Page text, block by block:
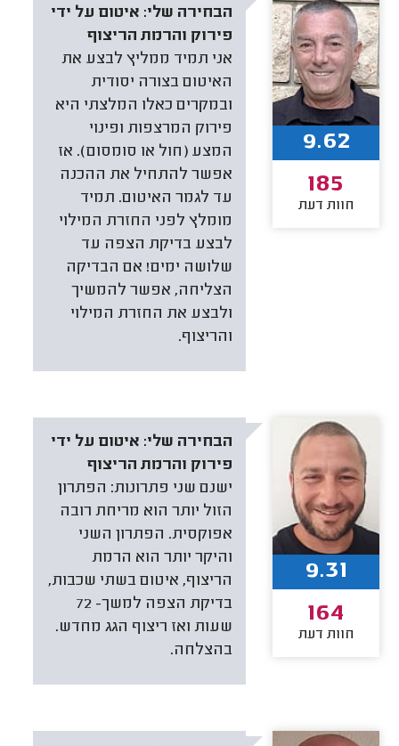
הבחירה שלי: איטום על ידי
פירוק והרמת הריצוף
אני תמיד ממליץ לבצע את
האיטום בצורה יסודית
ובמקרים כאלו המלצתי היא
פירוק המרצפות ופינוי
המצע (חול או סומסום). אז
אפשר להתחיל את ההכנה
עד לגמר האיטום. תמיד
מומלץ לפני החזרת המילוי
לבצע בדיקת הצפה עד
שלושה ימים! אם הבדיקה
הצליחה, אפשר להמשיך
ולבצע את החזרת המילוי
והריצוף.
9.62
185
חוות דעת
הבחירה שלי: איטום על ידי
פירוק והרמת הריצוף
ישנם שני פתרונות: הפתרון
הזול יותר הוא מריחת רובה
אפוקסית. הפתרון השני
והיקר יותר הוא הרמת
הריצוף, איטום בשתי שכבות,
בדיקת הצפה למשך- 72
שעות ואז ריצוף הגג מחדש.
בהצלחה.
9.31
164
חוות דעת